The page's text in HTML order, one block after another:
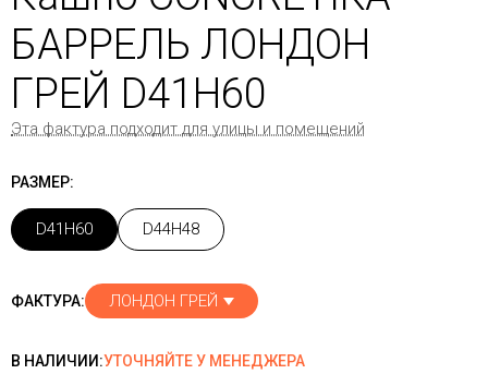
БАРРЕЛЬ ЛОНДОН
ГРЕЙ D41H60
Эта фактура подходит для улицы и помещений
РАЗМЕР:
D41H60 D44H48
ФАКТУРА: ЛОНДОН ГРЕЙ
В НАЛИЧИИ:УТОЧНЯЙТЕ У МЕНЕДЖЕРА